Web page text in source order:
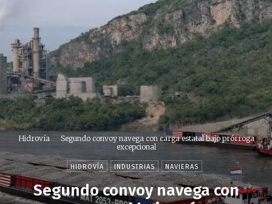
Hidrovía
Segundo convoy navega con carga estatal bajo prórroga
excepcional
HIDROVÍA INDUSTRIAS NAVIERAS
Segundo convoy navega con